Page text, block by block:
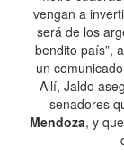
vengan a
será de los
bendito país”,
un
Allí, Jaldo
senadores
Mendoza, y